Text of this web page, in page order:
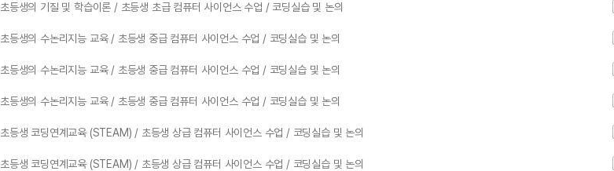
초등생의 기질 및 학습이론 / 초등생 초급 컴퓨터 사이언스 수업 / 코딩실습 및 논의
초등생의 수논리지능 교육 / 초등생 중급 컴퓨터 사이언스 수업 / 코딩실습 및 논의
초등생의 수논리지능 교육 / 초등생 중급 컴퓨터 사이언스 수업 / 코딩실습 및 논의
초등생의 수논리지능 교육 / 초등생 중급 컴퓨터 사이언스 수업 / 코딩실습 및 논의
초등생 코딩연계교육 (STEAM) / 초등생 상급 컴퓨터 사이언스 수업 / 코딩실습 및 논의
초등생 코딩연계교육 (STEAM) / 초등생 상급 컴퓨터 사이언스 수업 / 코딩실습 및 논의